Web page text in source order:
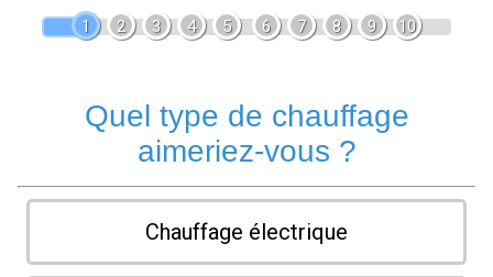
1 2 3 4 5 6 7 8 9 10
Quel type de chauffage
aimeriez-vous ?
Chauffage électrique